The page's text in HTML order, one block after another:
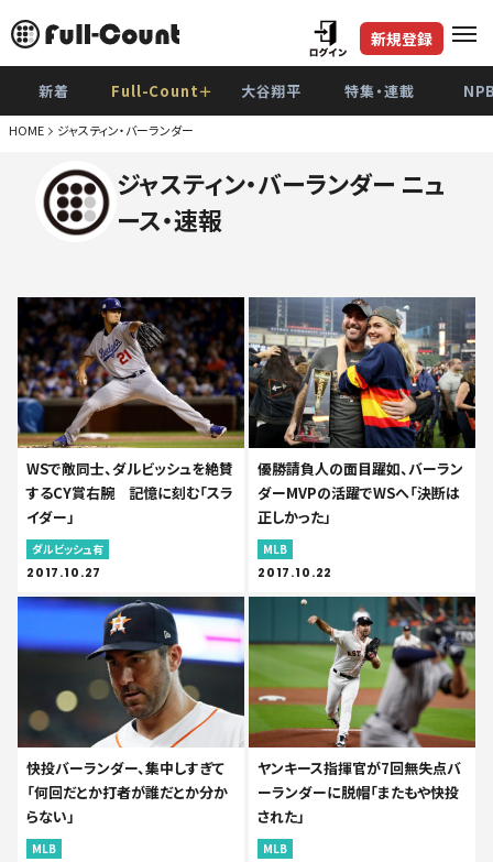
新規登録
新着 Full-Count＋ 大谷翔平 特集・連載
HOME ジャスティン・バーランダー
ジャスティン・バーランダー ニュ
ース・速報
WSで敵同士、ダルビッシュを絶賛
するCY賞右腕 記憶に刻む「スラ
イダー」
ダルビッシュ有
2017.10.27
優勝請負人の面目躍如、バーラン
ダーMVPの活躍でWSへ「決断は
正しかった」
MLB
2017.10.22
快投バーランダー、集中しすぎて
「何回だとか打者が誰だとか分か
らない」
MLB
ヤンキース指揮官が7回無失点バ
ーランダーに脱帽「またもや快投
された」
MLB